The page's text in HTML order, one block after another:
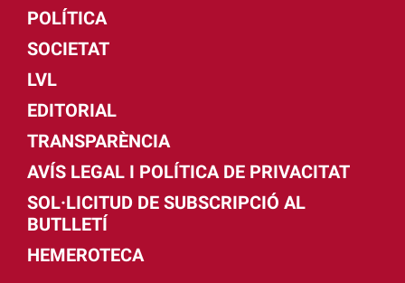
POLÍTICA
SOCIETAT
LVL
EDITORIAL
TRANSPARÈNCIA
AVÍS LEGAL I POLÍTICA DE PRIVACITAT
SOL·LICITUD DE SUBSCRIPCIÓ AL
BUTLLETÍ
HEMEROTECA